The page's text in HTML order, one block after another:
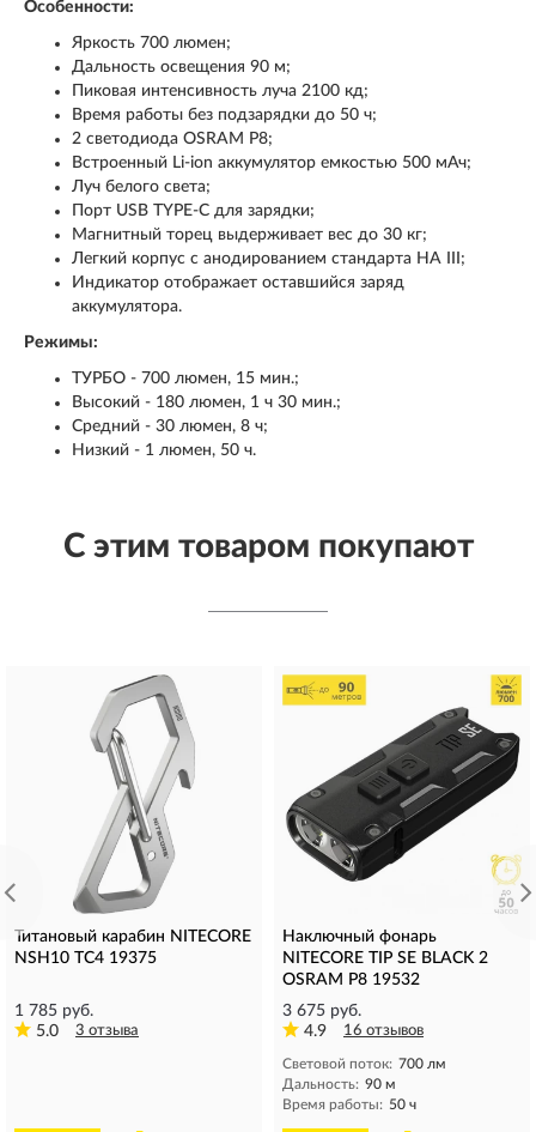
Особенности:
Яркость 700 люмен;
Дальность освещения 90 м;
Пиковая интенсивность луча 2100 кд;
Время работы без подзарядки до 50 ч;
2 светодиода OSRAM P8;
Встроенный Li-ion аккумулятор емкостью 500 мАч;
Луч белого света;
Порт USB TYPE-C для зарядки;
Магнитный торец выдерживает вес до 30 кг;
Легкий корпус с анодированием стандарта HA III;
Индикатор отображает оставшийся заряд
аккумулятора.
Режимы:
ТУРБО - 700 люмен, 15 мин.;
Высокий - 180 люмен, 1 ч 30 мин.;
Средний - 30 люмен, 8 ч;
Низкий - 1 люмен, 50 ч.
С этим товаром покупают
Титановый карабин NITECORE
NSH10 TC4 19375
1 785 руб.
5.0
3 отзыва
Наключный фонарь
NITECORE TIP SE BLACK 2
OSRAM P8 19532
3 675 руб.
4.9
16 отзывов
Световой поток: 700 лм
Дальность: 90 м
Время работы: 50 ч